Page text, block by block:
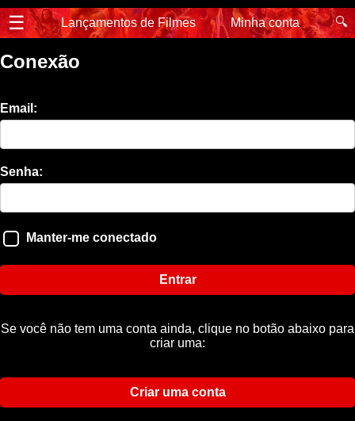
☰ Lançamentos de Filmes Minha conta 🔍
Conexão
Email:
Senha:
Manter-me conectado
Entrar
Se você não tem uma conta ainda, clique no botão abaixo para
criar uma:
Criar uma conta